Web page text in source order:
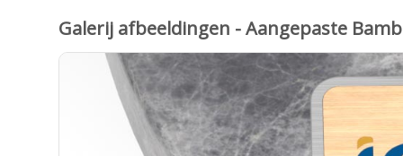
Galerij afbeeldingen - Aangepaste